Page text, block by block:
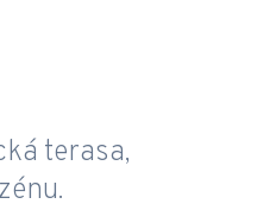
terasa,